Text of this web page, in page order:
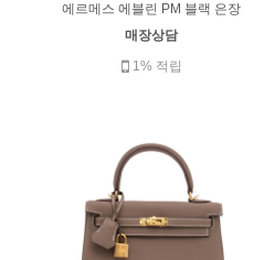
에르메스 에블린 PM 블랙 은장
매장상담
1% 적립